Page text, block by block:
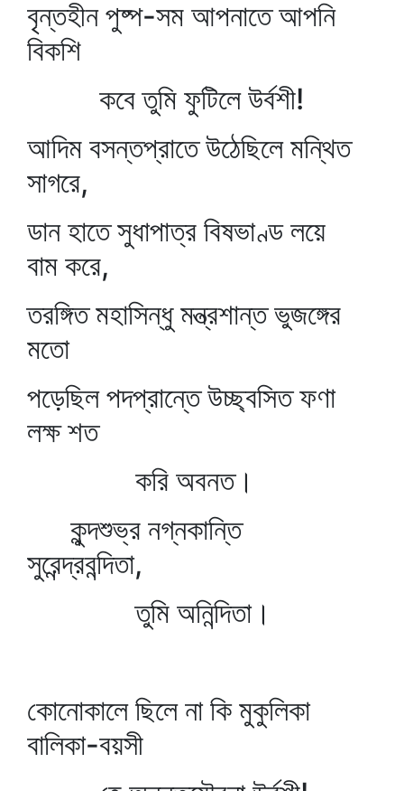
বৃন্তহীন পুষ্প-সম আপনাতে আপনি
বিকশি
কবে তুমি ফুটিলে উর্বশী!
আদিম বসন্তপ্রাতে উঠেছিলে মন্থিত
সাগরে,
ডান হাতে সুধাপাত্র বিষভাণ্ড লয়ে
বাম করে,
তরঙ্গিত মহাসিন্ধু মন্ত্রশান্ত ভুজঙ্গের
মতো
পড়েছিল পদপ্রান্তে উচ্ছ্বসিত ফণা
লক্ষ শত
করি অবনত।
কুন্দশুভ্র নগ্নকান্তি
সুরেন্দ্রবন্দিতা,
তুমি অনিন্দিতা।
কোনোকালে ছিলে না কি মুকুলিকা
বালিকা-বয়সী